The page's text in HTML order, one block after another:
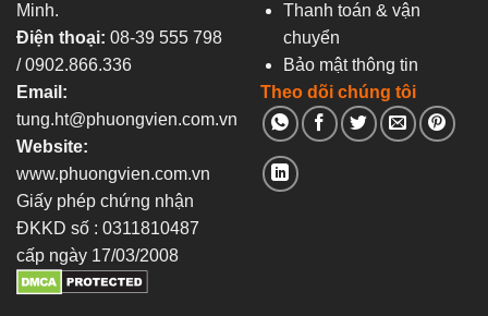
Minh.
Điện thoại: 08-39 555 798
/ 0902.866.336
Email:
tung.ht@phuongvien.com.vn
Website:
www.phuongvien.com.vn
Giấy phép chứng nhận
ĐKKD số : 0311810487
cấp ngày 17/03/2008
Thanh toán & vận
chuyển
Bảo mật thông tin
Theo dõi chúng tôi